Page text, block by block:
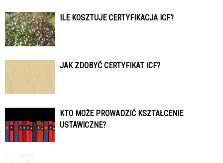
ILE KOSZTUJE CERTYFIKACJA ICF?
JAK ZDOBYĆ CERTYFIKAT ICF?
KTO MOŻE PROWADZIĆ KSZTAŁCENIE
USTAWICZNE?